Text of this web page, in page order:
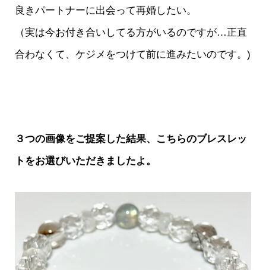
良きパートナーに出会って再婚したい。
（実は今お付き合いしてる方がいるのですが…正直
合わなくて、ケジメをつけて前に進みたいのです。)
３つの画像をご提案した結果、こちらのブレスレッ
トをお選びいただきましたよ。